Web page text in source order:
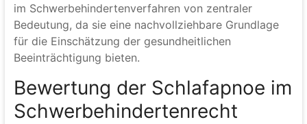
im Schwerbehindertenverfahren von zentraler
Bedeutung, da sie eine nachvollziehbare Grundlage
für die Einschätzung der gesundheitlichen
Beeinträchtigung bieten.
Bewertung der Schlafapnoe im
Schwerbehindertenrecht